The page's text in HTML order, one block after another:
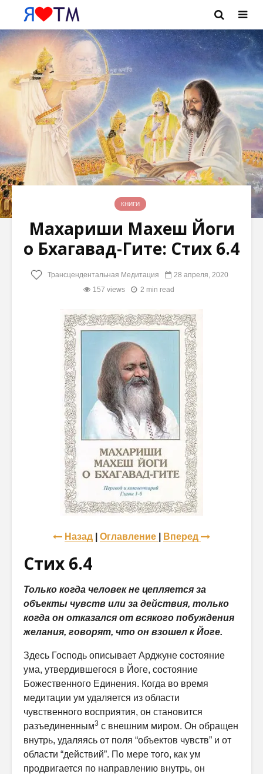
КНИГИ
Махариши Махеш Йоги
о Бхагавад-Гите: Стих 6.4
Трансцендентальная Медитация
28 апреля, 2020
157 views
2 min read
Назад Оглавление Вперед
Стих 6.4
Только когда человек не цепляется за
объекты чувств или за действия, только
когда он отказался от всякого побуждения
желания, говорят, что он взошел к Йоге.
Здесь Господь описывает Арджуне состояние
ума, утвердившегося в Йоге, состояние
Божественного Единения. Когда во время
медитации ум удаляется из области
чувственного восприятия, он становится
разъеди­ненным3 с внешним миром. Он обращен
внутрь, удаляясь от поля “объ­ектов чувств” и от
области “действий”. По мере того, как ум
продвигается по направлению внутрь, он